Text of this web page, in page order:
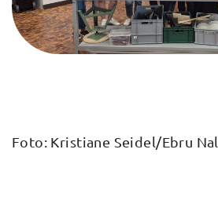
Foto: Kristiane Seidel/Ebru Nal